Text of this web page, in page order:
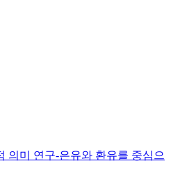
의미 연구-은유와 환유를 중심으